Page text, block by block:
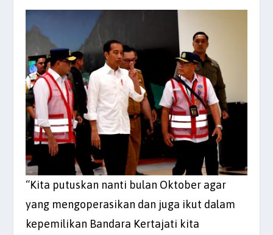
“Kita putuskan nanti bulan Oktober agar
yang mengoperasikan dan juga ikut dalam
kepemilikan Bandara Kertajati kita